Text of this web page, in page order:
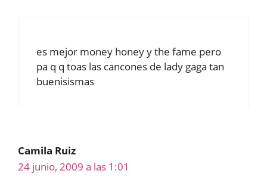
es mejor money honey y the fame pero
pa q q toas las cancones de lady gaga tan
buenisismas
Camila Ruiz
24 junio, 2009 a las 1:01